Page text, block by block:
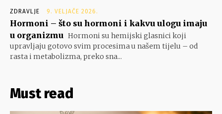
ZDRAVLJE 9. VELJAČE 2026.
Hormoni – što su hormoni i kakvu ulogu imaju
u organizmu Hormoni su hemijski glasnici koji
upravljaju gotovo svim procesima u našem tijelu – od
rasta i metabolizma, preko sna...
Must read